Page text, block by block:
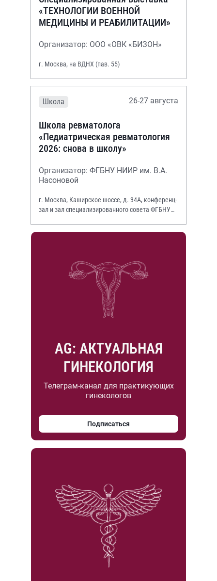
«ТЕХНОЛОГИИ ВОЕННОЙ
МЕДИЦИНЫ И РЕАБИЛИТАЦИИ»
Организатор: ООО «ОВК «БИЗОН»
г. Москва, на ВДНХ (пав. 55)
Школа 26-27 августа
Школа ревматолога
«Педиатрическая ревматология
2026: снова в школу»
Организатор: ФГБНУ НИИР им. В.А.
Насоновой
г. Москва, Каширское шоссе, д. 34А, конференц-
зал и зал специализированного совета ФГБНУ
AG: АКТУАЛЬНАЯ
ГИНЕКОЛОГИЯ
Телеграм-канал для практикующих
гинекологов
Подписаться